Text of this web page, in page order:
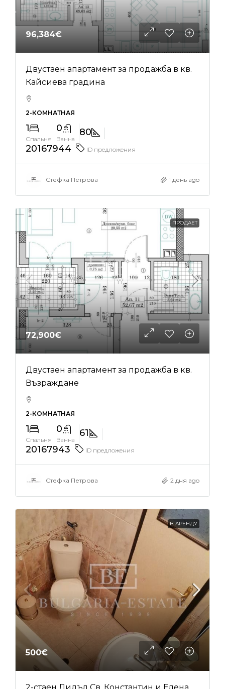
96,384€
Двустаен апартамент за продажба в кв.
Кайсиева градина
2-КОМНАТНАЯ
1
Спальня
0
Ванна
80
20167944
ID предложения
Стефка Петрова 1 день ago
ПРОДАЕТ
72,900€
Двустаен апартамент за продажба в кв.
Възраждане
2-КОМНАТНАЯ
1
Спальня
0
Ванна
61
20167943
ID предложения
Стефка Петрова 2 дня ago
В АРЕНДУ
500€